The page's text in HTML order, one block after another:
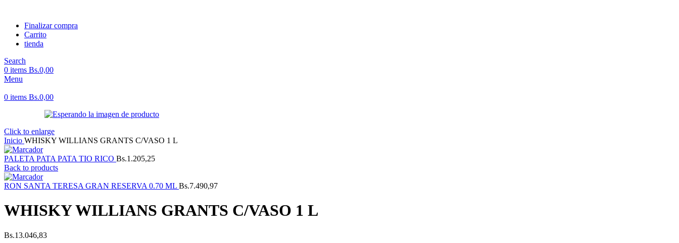
Finalizar compra
Carrito
tienda
Search
0 items Bs.0,00
Menu
0 items Bs.0,00
Click to enlarge
Inicio WHISKY WILLIANS GRANTS C/VASO 1 L
PALETA PATA PATA TIO RICO Bs.1.205,25
Back to products
RON SANTA TERESA GRAN RESERVA 0.70 ML Bs.7.490,97
WHISKY WILLIANS GRANTS C/VASO 1 L
Bs.13.046,83